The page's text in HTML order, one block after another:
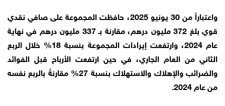
واعتباراً من 30 يونيو 2025، حافظت المجموعة على صافي نقدي
قوي بلغ 372 مليون درهم، مقارنة بـ 337 مليون درهم في نهاية
عام 2024، وارتفعت إيرادات المجموعة بنسبة 18% خلال الربع
الثاني من العام الجاري، في حين ارتفعت الأرباح قبل الفوائد
والضرائب والإهلاك والاستهلاك بنسبة 27% مقارنةً بالربع نفسه
من عام 2024.